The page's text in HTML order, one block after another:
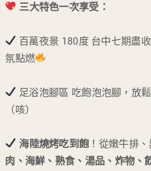
三大特色一次享受：
百萬夜景 180度 台中七期盡
氛點燃
足浴泡腳區 吃飽泡泡腳，放
（咳）
海陸燒烤吃到飽！從嫩牛排、
肉、海鮮、熟食、湯品、炸物、